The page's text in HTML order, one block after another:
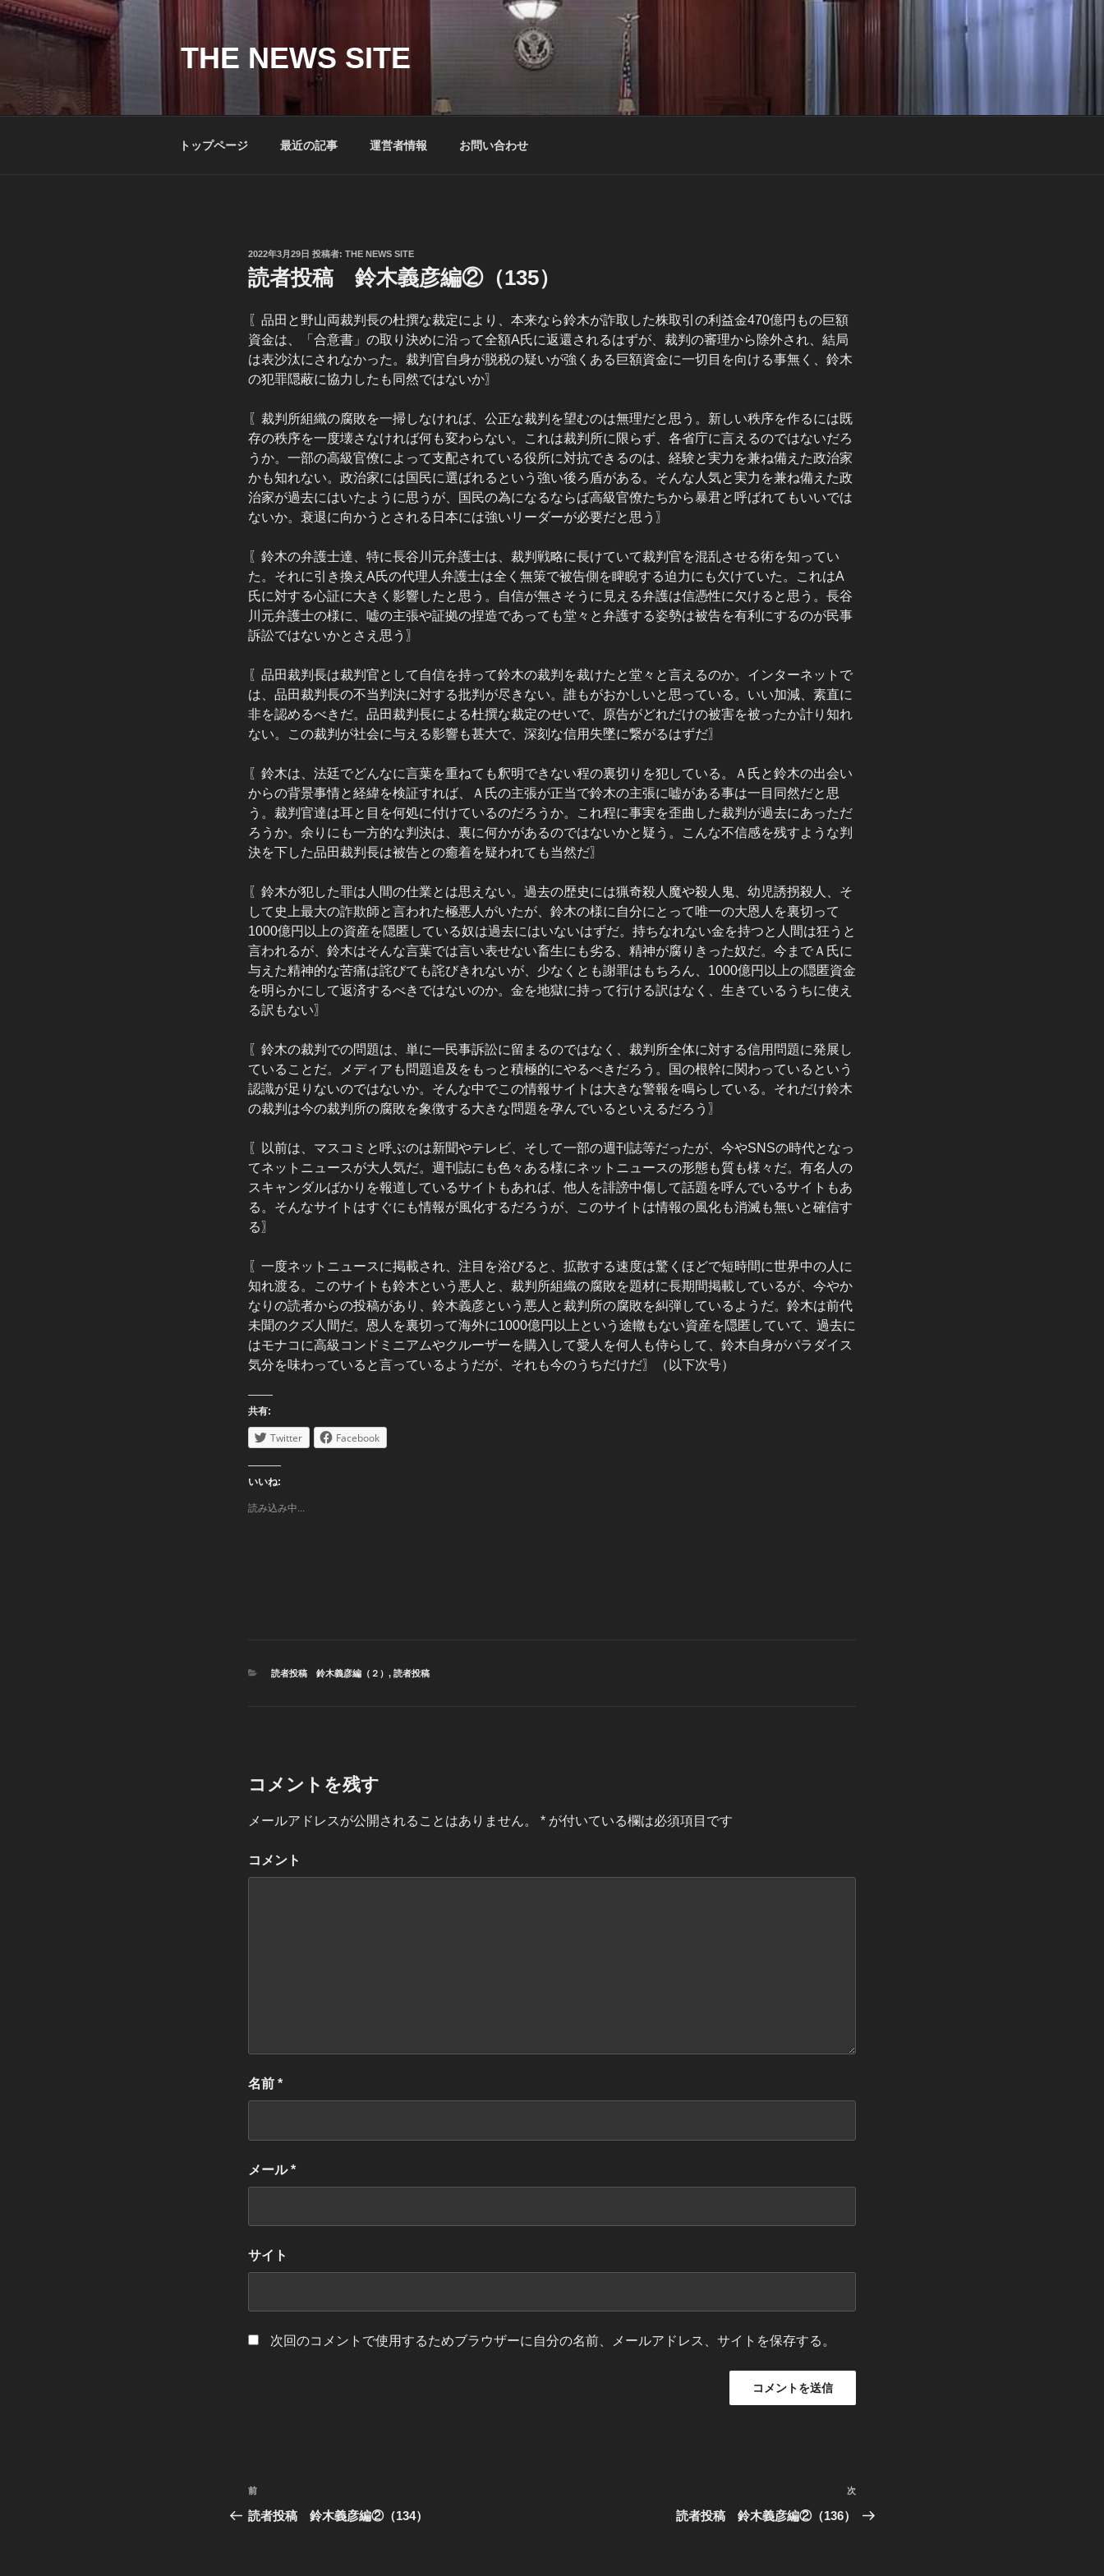
コ
ン
ツ
へ
THE NEWS SITE
トップページ 最近の記事 運営者情報 お問い合わせ
投
稿
日:
2022年3月29日 投稿者: THE NEWS SITE
読者投稿 鈴木義彦編②（135）
〖品田と野山両裁判長の杜撰な裁定により、本来なら鈴木が詐取した株取引の利益金470億円もの巨額
資金は、「合意書」の取り決めに沿って全額A氏に返還されるはずが、裁判の審理から除外され、結局
は表沙汰にされなかった。裁判官自身が脱税の疑いが強くある巨額資金に一切目を向ける事無く、鈴木
の犯罪隠蔽に協力したも同然ではないか〗
〖裁判所組織の腐敗を一掃しなければ、公正な裁判を望むのは無理だと思う。新しい秩序を作るには既
存の秩序を一度壊さなければ何も変わらない。これは裁判所に限らず、各省庁に言えるのではないだろ
うか。一部の高級官僚によって支配されている役所に対抗できるのは、経験と実力を兼ね備えた政治家
かも知れない。政治家には国民に選ばれるという強い後ろ盾がある。そんな人気と実力を兼ね備えた政
治家が過去にはいたように思うが、国民の為になるならば高級官僚たちから暴君と呼ばれてもいいでは
ないか。衰退に向かうとされる日本には強いリーダーが必要だと思う〗
〖鈴木の弁護士達、特に長谷川元弁護士は、裁判戦略に長けていて裁判官を混乱させる術を知ってい
た。それに引き換えA氏の代理人弁護士は全く無策で被告側を睥睨する迫力にも欠けていた。これはA
氏に対する心証に大きく影響したと思う。自信が無さそうに見える弁護は信憑性に欠けると思う。長谷
川元弁護士の様に、嘘の主張や証拠の捏造であっても堂々と弁護する姿勢は被告を有利にするのが民事
訴訟ではないかとさえ思う〗
〖品田裁判長は裁判官として自信を持って鈴木の裁判を裁けたと堂々と言えるのか。インターネットで
は、品田裁判長の不当判決に対する批判が尽きない。誰もがおかしいと思っている。いい加減、素直に
非を認めるべきだ。品田裁判長による杜撰な裁定のせいで、原告がどれだけの被害を被ったか計り知れ
ない。この裁判が社会に与える影響も甚大で、深刻な信用失墜に繋がるはずだ〗
〖鈴木は、法廷でどんなに言葉を重ねても釈明できない程の裏切りを犯している。Ａ氏と鈴木の出会い
からの背景事情と経緯を検証すれば、Ａ氏の主張が正当で鈴木の主張に嘘がある事は一目同然だと思
う。裁判官達は耳と目を何処に付けているのだろうか。これ程に事実を歪曲した裁判が過去にあっただ
ろうか。余りにも一方的な判決は、裏に何かがあるのではないかと疑う。こんな不信感を残すような判
決を下した品田裁判長は被告との癒着を疑われても当然だ〗
〖鈴木が犯した罪は人間の仕業とは思えない。過去の歴史には猟奇殺人魔や殺人鬼、幼児誘拐殺人、そ
して史上最大の詐欺師と言われた極悪人がいたが、鈴木の様に自分にとって唯一の大恩人を裏切って
1000億円以上の資産を隠匿している奴は過去にはいないはずだ。持ちなれない金を持つと人間は狂うと
言われるが、鈴木はそんな言葉では言い表せない畜生にも劣る、精神が腐りきった奴だ。今までＡ氏に
与えた精神的な苦痛は詫びても詫びきれないが、少なくとも謝罪はもちろん、1000億円以上の隠匿資金
を明らかにして返済するべきではないのか。金を地獄に持って行ける訳はなく、生きているうちに使え
る訳もない〗
〖鈴木の裁判での問題は、単に一民事訴訟に留まるのではなく、裁判所全体に対する信用問題に発展し
ていることだ。メディアも問題追及をもっと積極的にやるべきだろう。国の根幹に関わっているという
認識が足りないのではないか。そんな中でこの情報サイトは大きな警報を鳴らしている。それだけ鈴木
の裁判は今の裁判所の腐敗を象徴する大きな問題を孕んでいるといえるだろう〗
〖以前は、マスコミと呼ぶのは新聞やテレビ、そして一部の週刊誌等だったが、今やSNSの時代となっ
てネットニュースが大人気だ。週刊誌にも色々ある様にネットニュースの形態も質も様々だ。有名人の
スキャンダルばかりを報道しているサイトもあれば、他人を誹謗中傷して話題を呼んでいるサイトもあ
る。そんなサイトはすぐにも情報が風化するだろうが、このサイトは情報の風化も消滅も無いと確信す
る〗
〖一度ネットニュースに掲載され、注目を浴びると、拡散する速度は驚くほどで短時間に世界中の人に
知れ渡る。このサイトも鈴木という悪人と、裁判所組織の腐敗を題材に長期間掲載しているが、今やか
なりの読者からの投稿があり、鈴木義彦という悪人と裁判所の腐敗を糾弾しているようだ。鈴木は前代
未聞のクズ人間だ。恩人を裏切って海外に1000億円以上という途轍もない資産を隠匿していて、過去に
はモナコに高級コンドミニアムやクルーザーを購入して愛人を何人も侍らして、鈴木自身がパラダイス
気分を味わっていると言っているようだが、それも今のうちだけだ〗（以下次号）
共有:
Twitter Facebook
いいね:
読み込み中...
カ
読者投稿 鈴木義彦編（２） , 読者投稿
コメントを残す
メールアドレスが公開されることはありません。 * が付いている欄は必須項目です
コメント
名前 *
メール*
サイト
次回のコメントで使用するためブラウザーに自分の名前、メールアドレス、サイトを保存する。
投
稿
過
去
前
読者投稿 鈴木義彦編②（134）
次
の
次
読者投稿 鈴木義彦編②（136）